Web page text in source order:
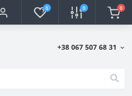
0 0 0
+38 067 507 68 31